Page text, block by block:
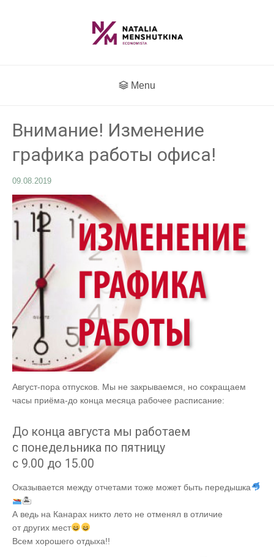
Menu
Внимание! Изменение
графика работы офиса!
09.08.2019
Август-пора отпусков. Мы не закрываемся, но сокращаем
часы приёма-до конца месяца рабочее расписание:
До конца августа мы работаем
с понедельника по пятницу
с 9.00 до 15.00
Оказывается между отчетами тоже может быть передышка
🏝
А ведь на Канарах никто лето не отменял в отличие
от других мест
Всем хорошего отдыха!!